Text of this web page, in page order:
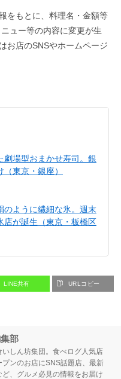
をもとに、料理名・金額等
ュー等の内容に変更が生
お店のSNSやホームページ
劇場型おまかせ寿司。銀
東京・銀座）
のように繊細な氷。週末
店が誕生（東京・板橋区
LINE共有 URLコピー
部
しん坊集団。食べログ人気店
ンのお店にSNS話題店、最新
、グルメ必見の情報をお届け